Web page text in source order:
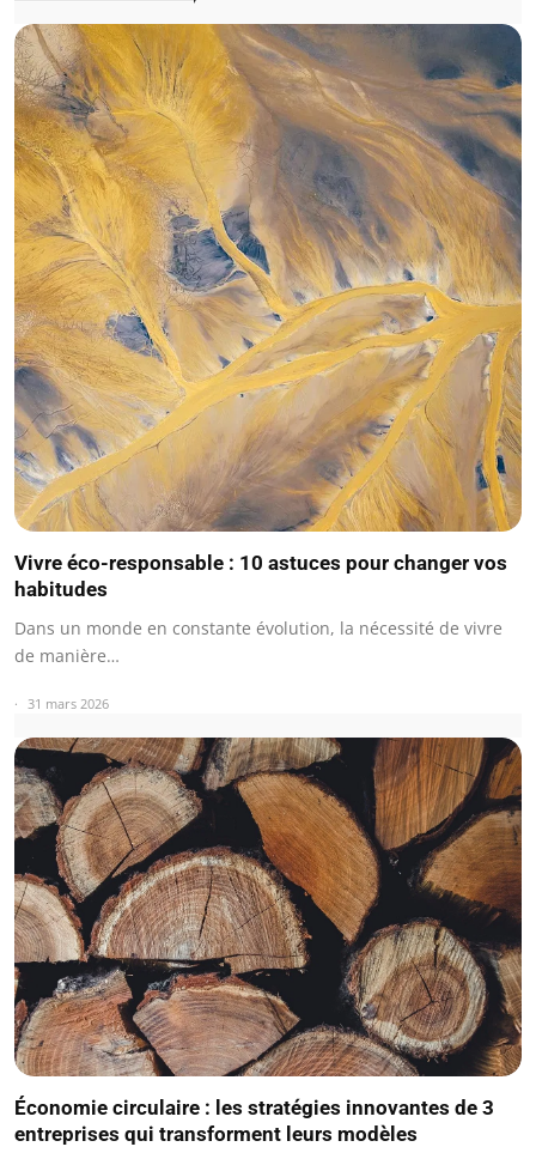
Vivre éco-responsable : 10 astuces pour changer vos
habitudes
Dans un monde en constante évolution, la nécessité de vivre
de manière…
31 mars 2026
Économie circulaire : les stratégies innovantes de 3
entreprises qui transforment leurs modèles